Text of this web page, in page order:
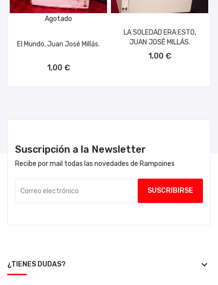
Agotado
El Mundo, Juan José Millás.
1,00 €
LA SOLEDAD ERA ESTO,
JUAN JOSÉ MILLÁS.
1,00 €
Suscripción a la Newsletter
Recibe por mail todas las novedades de Rampoines
¿TIENES DUDAS? keyboard_arrow_down